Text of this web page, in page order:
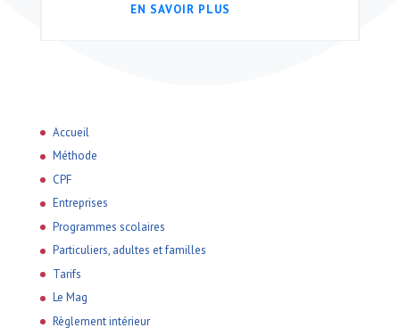
EN SAVOIR PLUS
Accueil
Méthode
CPF
Entreprises
Programmes scolaires
Particuliers, adultes et familles
Tarifs
Le Mag
Règlement intérieur